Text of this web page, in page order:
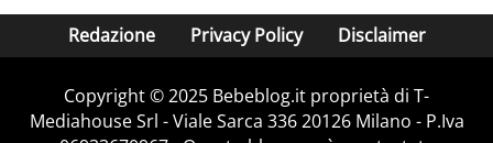
Redazione Privacy Policy Disclaimer
Copyright © 2025 Bebeblog.it proprietà di T-
Mediahouse Srl - Viale Sarca 336 20126 Milano - P.Iva